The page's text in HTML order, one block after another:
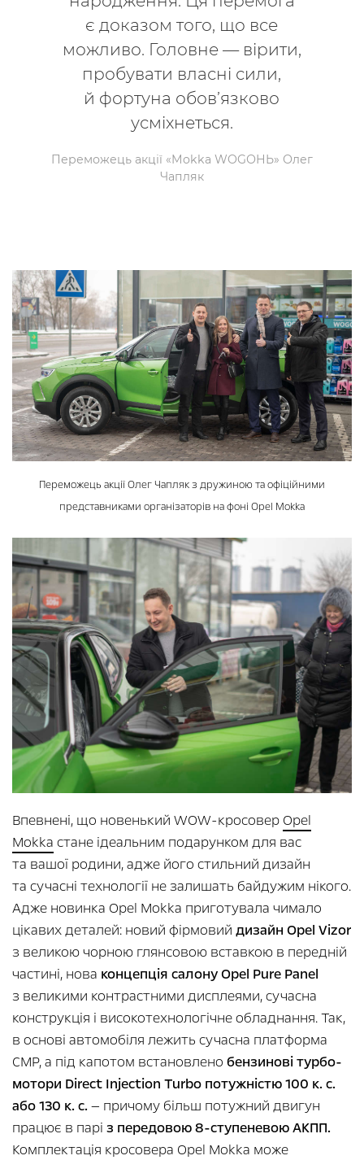
є доказом того, що все
можливо. Головне — вірити,
пробувати власні сили,
й фортуна обов’язково
усміхнеться.
Переможець акції «Mokka WOGОНЬ» Олег
Чапляк
Переможець акції Олег Чапляк з дружиною та офіційними
представниками організаторів на фоні Opel Mokka
Впевнені, що новенький WOW-кросовер Opel
Mokka стане ідеальним подарунком для вас
та вашої родини, адже його стильний дизайн
та сучасні технології не залишать байдужим нікого.
Адже новинка Opel Mokka приготувала чимало
цікавих деталей: новий фірмовий дизайн Opel Vizor
з великою чорною глянсовою вставкою в передній
частині, нова концепція салону Opel Pure Panel
з великими контрастними дисплеями, сучасна
конструкція і високотехнологічне обладнання. Так,
в основі автомобіля лежить сучасна платформа
СМР, а під капотом встановлено бензинові турбо-
мотори Direct Injection Turbo потужністю 100 к. с.
або 130 к. с.— причому більш потужний двигун
працює в парі з передовою 8-ступеневою АКПП.
Комплектація кросовера Opel Mokka може